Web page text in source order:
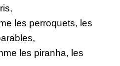
les perroquets, les
les piranha, les